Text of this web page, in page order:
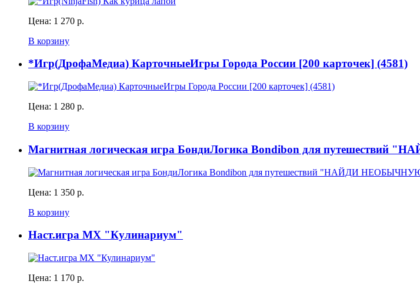
Цена: 1 270 р.
В корзину
*Игр(ДрофаМедиа) КарточныеИгры Города России [200 карточек] (4581)
Цена: 1 280 р.
В корзину
Магнитная логическая игра БондиЛогика Bondibon для
Цена: 1 350 р.
В корзину
Наст.игра МХ "Кулинариум"
Цена: 1 170 р.